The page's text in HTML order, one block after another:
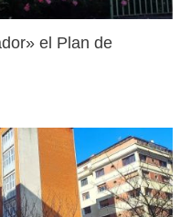
el Plan de